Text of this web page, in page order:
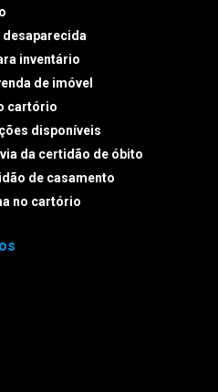
desaparecida
inventário
de imóvel
cartório
disponíveis
da certidão de óbito
de casamento
no cartório